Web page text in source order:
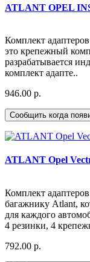
ATLANT OPEL
Комплект
это крепежный
разрабатывается
комплект адапте..
946.00 р.
Сообщить когда
ATLANT Opel
Комплект
багажнику Atlant,
для каждого
4 резинки, 4
792.00 р.